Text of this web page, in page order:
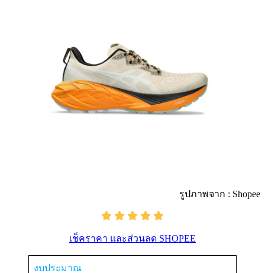
รูปภาพจาก : Shopee
เช็คราคา และส่วนลด SHOPEE
งบประมาณ